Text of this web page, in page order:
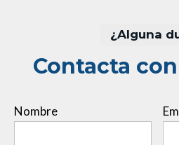
¿Alguna
Contacta
Nombre